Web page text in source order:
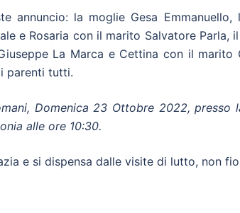
annuncio: la moglie Gesa
e Rosaria con il marito Salvatore Parla,
La Marca e Cettina con il marito
parenti tutti.
Domenica 23 Ottobre 2022, presso
alle ore 10:30.
e si dispensa dalle visite di lutto, non